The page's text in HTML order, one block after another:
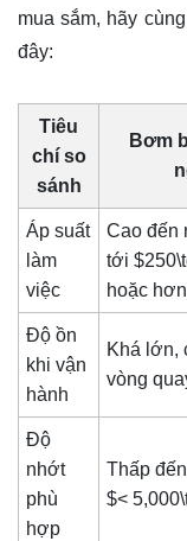
mua sắm, hãy
đây:
Tiêu
chí so
sánh
Bơm
Áp suất
làm
việc
Cao đến
tới
hoặc
Độ ồn
khi vận
hành
Khá lớn,
vòng
Độ
nhớt
phù
hợp
Thấp
$<